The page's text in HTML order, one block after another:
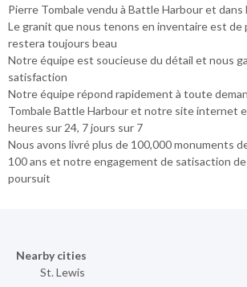
Pierre Tombale vendu à Battle Harbour et dans
Le granit que nous tenons en inventaire est de
restera toujours beau
Notre équipe est soucieuse du détail et nous
satisfaction
Notre équipe répond rapidement à toute
Tombale Battle Harbour et notre site internet
heures sur 24, 7 jours sur 7
Nous avons livré plus de 100,000 monuments
100 ans et notre engagement de satisaction
poursuit
Nearby cities
St. Lewis